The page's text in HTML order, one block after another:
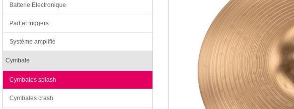
Batterie Electronique
Pad et triggers
Système amplifié
Cymbale
Cymbales splash
Cymbales crash